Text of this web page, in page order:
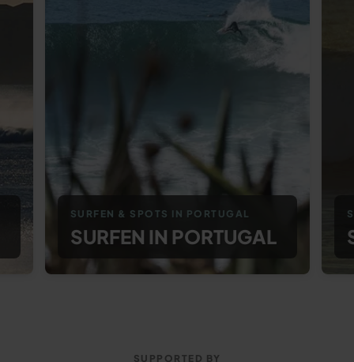
SURFEN & SPOTS IN PORTUGAL
SURFEN IN PORTUGAL
SUPPORTED BY